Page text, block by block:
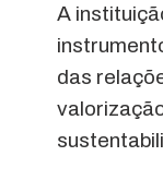
A
das